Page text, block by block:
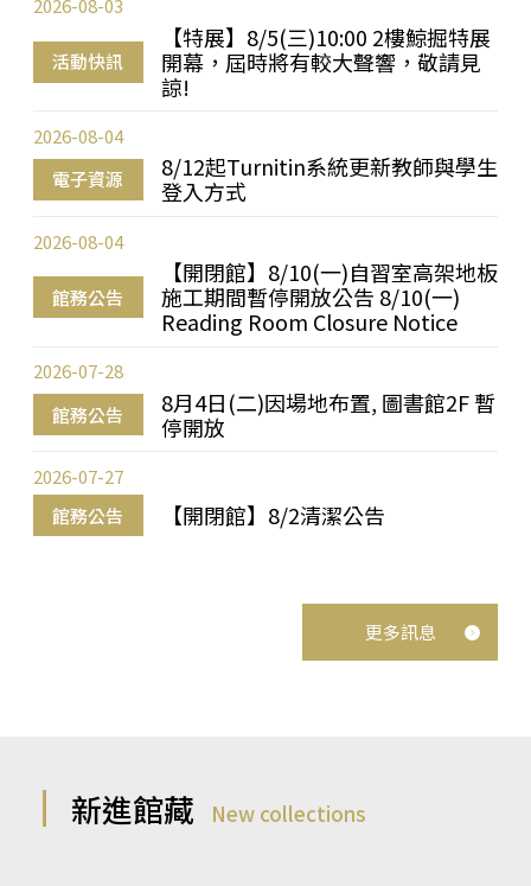
活動快訊
【特展】8/5(三)10:00 2樓鯨掘特展
開幕，屆時將有較大聲響，敬請見
諒!
2026-08-03
電子資源
8/12起Turnitin系統更新教師與學生
登入方式
2026-08-04
館務公告
【開閉館】8/10(一)自習室高架地板
施工期間暫停開放公告 8/10(一)
Reading Room Closure Notice
2026-08-04
館務公告
8月4日(二)因場地布置, 圖書館2F 暫
停開放
2026-07-28
館務公告 【開閉館】8/2清潔公告
2026-07-27
更多訊息
新進館藏 New collections